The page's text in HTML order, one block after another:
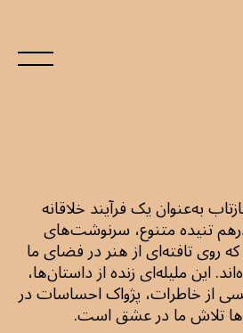
به‌عنوان یک فرآیند خلاقانه
تنیده متنوع، سرنوشت‌های
تافته‌ای از هنر در فضای ما
این ملیله‌ای زنده از داستان‌ها،
از خاطرات، پژواک احساسات در
تلاش ما در عشق است.